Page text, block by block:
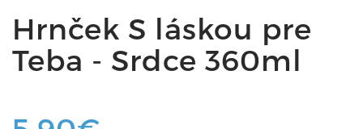
Hrnček S láskou pre
Teba - Srdce 360ml